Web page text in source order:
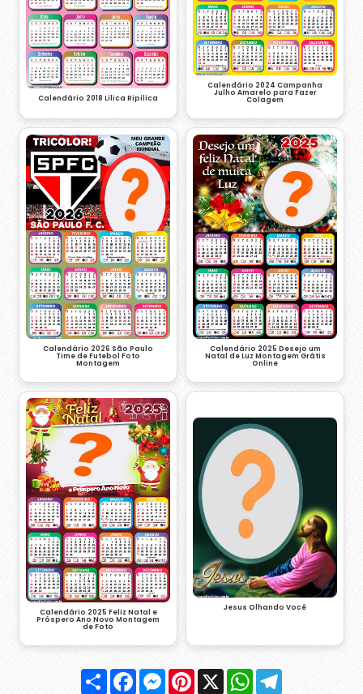
Calendário 2018 Lilica Ripilica
Calendário 2024 Campanha
Julho Amarelo para Fazer
Colagem
Calendário 2026 São Paulo
Time de Futebol Foto
Montagem
Calendário 2025 Desejo um
Natal de Luz Montagem Grátis
Online
Calendário 2025 Feliz Natal e
Próspero Ano Novo Montagem
de Foto
Jesus Olhando Você
Compartilhar
FacebookMessenger
Pinterest
X WhatsApp